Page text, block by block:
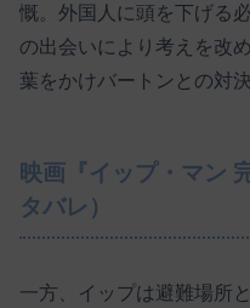
慨。外国人に頭を下げる
の出会いにより考えを改
葉をかけバートンとの対
映画『イップ・マン
タバレ）
一方、イップは避難場所